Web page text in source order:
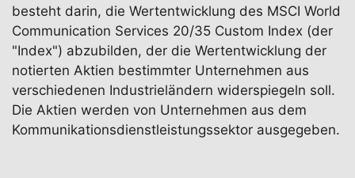
besteht darin, die Wertentwicklung des MSCI World
Communication Services 20/35 Custom Index (der
"Index") abzubilden, der die Wertentwicklung der
notierten Aktien bestimmter Unternehmen aus
verschiedenen Industrieländern widerspiegeln soll.
Die Aktien werden von Unternehmen aus dem
Kommunikationsdienstleistungssektor ausgegeben.